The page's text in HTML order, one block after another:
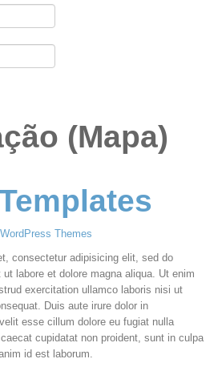
(Mapa)
consectetur adipisicing elit, sed do
labore et dolore magna aliqua. Ut enim
exercitation ullamco laboris nisi ut
Duis aute irure dolor in
esse cillum dolore eu fugiat nulla
cupidatat non proident, sunt in culpa
id est laborum.